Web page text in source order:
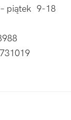
– piątek 9-18